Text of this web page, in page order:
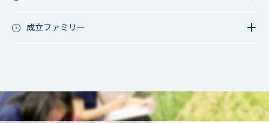
軟式野球
女子バスケットボール
男女バスケットボール（中学）
男子バドミントン
成立ファミリー